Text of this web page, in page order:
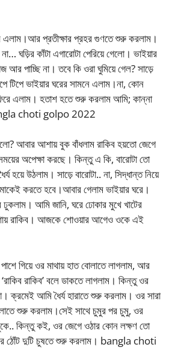
এলাম।আর প্রতীক্ষার প্রহর গুণতে শুরু করলাম।
ঘড়ির কাঁটা এগারোটা পেরিয়ে গেলো। ভাইয়ার
পাচ্ছি না। তবে কি ওরা ঘুমিয়ে গেল? সাড়ে
টিপে ভাইয়ার ঘরের সামনে এলাম।না, কোন
এলাম। হতাশ হতে শুরু করলাম আমি; কান্না
choti golpo 2022
আবার আশায় বুক বাঁধলাম রাকিব হয়তো জেগে
অপেক্ষা করছে। কিন্তু এ কি, বারোটা তো
হয়ে উঠলাম। সাড়ে বারোটা.. না, সিদ্ধান্ত নিয়ে
করতে হবে।আবার গেলাম ভাইয়ার ঘরে।
আমি জানি, ঘরে ঢোকার মুখে খাটের
রাকিব। আজকে শোওয়ার আগেও ওকে এই
গিয়ে ওর মাথায় হাত বোলাতে লাগলাম, আর
রাকিব’ বলে ডাকতে লাগলাম। কিন্তু ওর
ক্রমেই আমি ধৈর্য হারাতে শুরু করলাম। ওর সারা
শুরু করলাম।সেই সাথে চুমুর পর চুমু, ওর
কিন্তু কই, ওর জেগে ওঠার কোন লক্ষণ তো
ঠোঁট দুটি চুষতে শুরু করলাম। bangla choti